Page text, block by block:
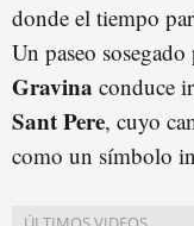
donde el tiempo
Un paseo
Gravina conduce
Sant Pere, cuyo
como un símbolo